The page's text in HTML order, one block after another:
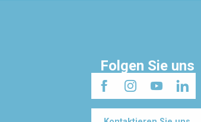
Folgen Sie uns